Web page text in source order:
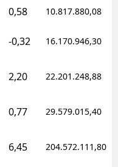
0,58 10.817.880,08
-0,32 16.170.946,30
2,20 22.201.248,88
0,77 29.579.015,40
6,45 204.572.111,80